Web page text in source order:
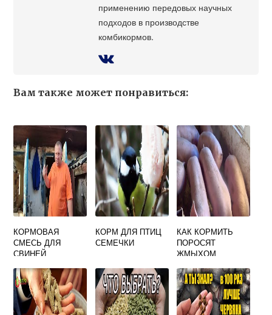
применению передовых научных
подходов в производстве
комбикормов.
Вам также может понравиться:
КОРМОВАЯ
СМЕСЬ ДЛЯ
СВИНЕЙ
КОРМ ДЛЯ ПТИЦ
СЕМЕЧКИ
КАК КОРМИТЬ
ПОРОСЯТ
ЖМЫХОМ